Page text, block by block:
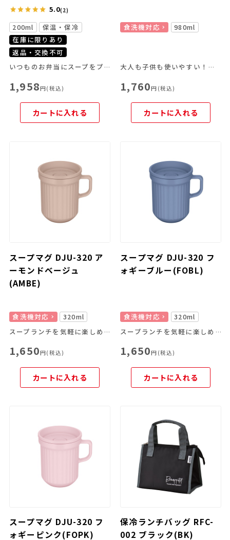
5.0(2)
200ml
保温・保冷
在庫に限りあり
返品・交換不可
いつものお弁当にスープをプラス！
1,958円(税込)
カートに入れる
食洗機対応 980ml
大人も子供も使いやすい！ハシ付きのお弁当箱
1,760円(税込)
カートに入れる
スープマグ DJU-320 ア
ーモンドベージュ
(AMBE)
食洗機対応
320ml
スープランチを気軽に楽しめる！
1,650円(税込)
カートに入れる
スープマグ DJU-320 フ
ォギーブルー(FOBL)
食洗機対応
320ml
スープランチを気軽に楽しめる！
1,650円(税込)
カートに入れる
スープマグ DJU-320 フ
ォギーピンク(FOPK)
保冷ランチバッグ RFC-
002 ブラック(BK)